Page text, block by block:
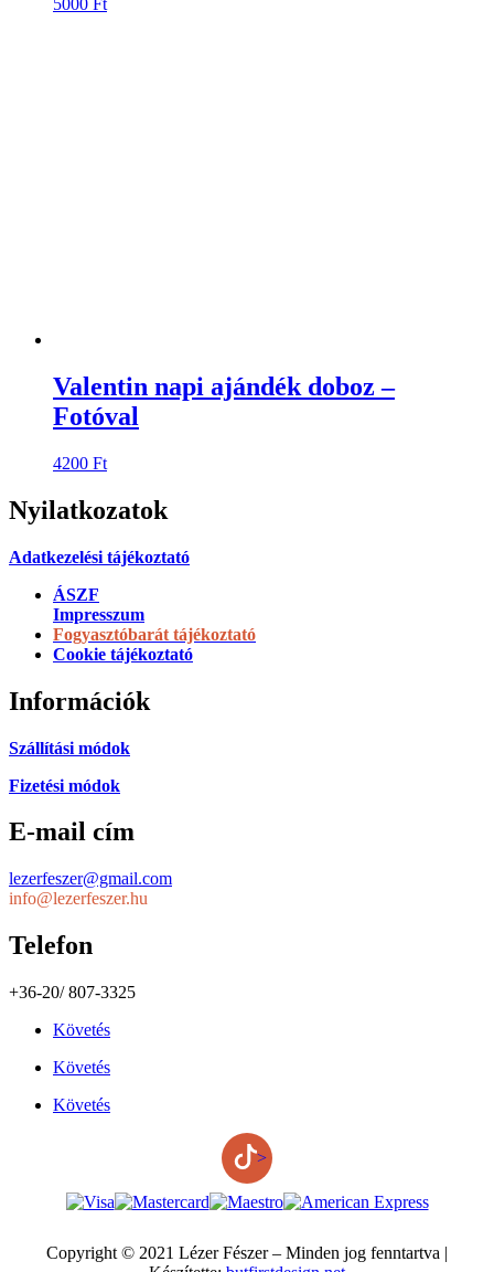
5000 Ft
Valentin napi ajándék doboz –
Fotóval
4200 Ft
Nyilatkozatok
Adatkezelési tájékoztató
ÁSZF
Impresszum
Fogyasztóbarát tájékoztató
Cookie tájékoztató
Információk
Szállítási módok
Fizetési módok
E-mail cím
lezerfeszer@gmail.com
info@lezerfeszer.hu
Telefon
+36-20/ 807-3325
Követés
Követés
Követés
>
Copyright © 2021 Lézer Fészer – Minden jog fenntartva |